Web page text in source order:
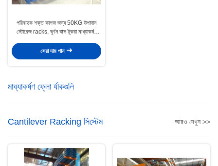
পরিবাহক শক্ত কাগজ জন্য 50KG উপাদান
স্টোরেজ racks, ঘূর্ণন বাক্স টুকরা মাধ্যাকর্ষণ
সেরা দাম পান
মাধ্যাকর্ষণ ফ্লো র্যাকগুলি
Cantilever Racking সিস্টেম আরও দেখুন >>